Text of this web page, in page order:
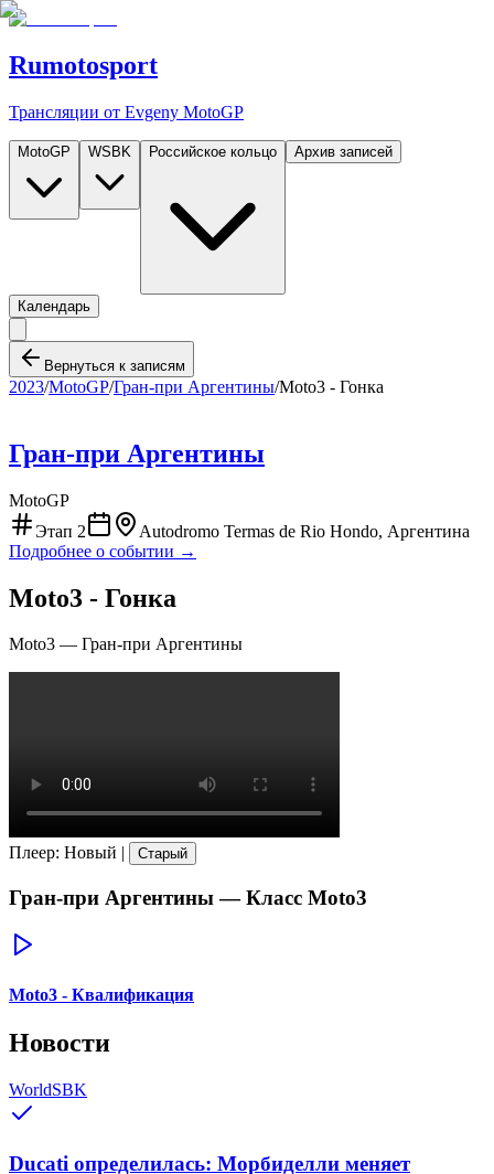
Rumotosport
Трансляции от Evgeny MotoGP
MotoGP WSBK Российское кольцо Архив записей
Календарь
Вернуться к записям
2023/MotoGP/Гран-при Аргентины/Moto3 - Гонка
Гран-при Аргентины
MotoGP
Этап 2
Autodromo Termas de Rio Hondo, Аргентина
Подробнее о событии →
Moto3 - Гонка
Moto3 — Гран-при Аргентины
Плеер: Новый | Старый
Гран-при Аргентины— Класс Moto3
Moto3 - Квалификация
Новости
WorldSBK
Ducati определилась: Морбиделли меняет